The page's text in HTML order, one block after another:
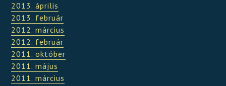
2013. április
2013. február
2012. március
2012. február
2011. október
2011. május
2011. március